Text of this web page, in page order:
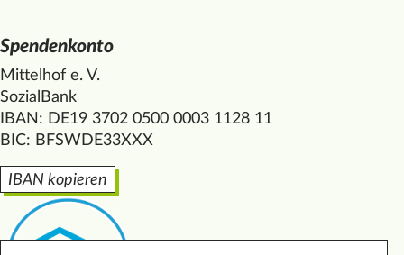
Spendenkonto
Mittelhof e. V.
SozialBank
IBAN: DE19 3702 0500 0003 1128 11
BIC: BFSWDE33XXX
IBAN kopieren